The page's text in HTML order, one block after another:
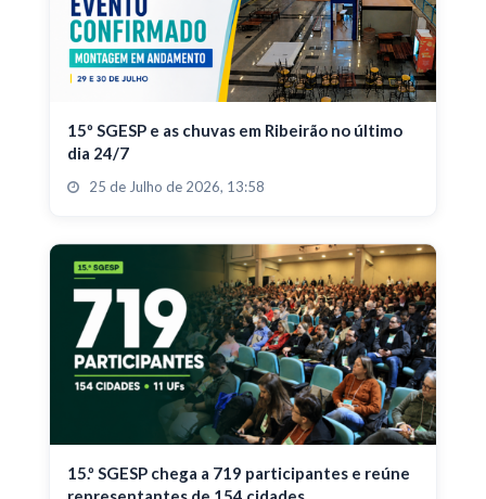
15º SGESP e as chuvas em Ribeirão no último
dia 24/7
25 de Julho de 2026, 13:58
15.º SGESP chega a 719 participantes e reúne